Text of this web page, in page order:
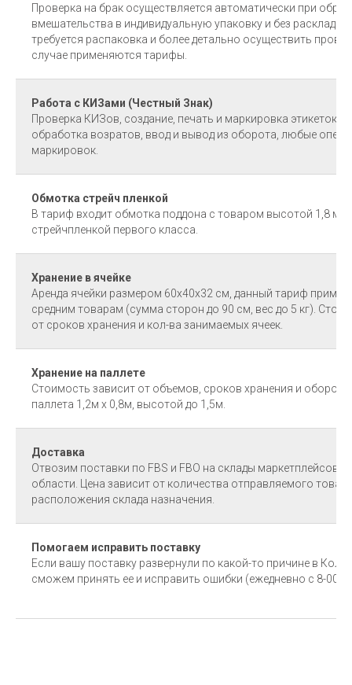
Проверка на брак осуществляется автоматически при
вмешательства в индивидуальную упаковку и без
требуется распаковка и более детально осуществить
случае применяются тарифы.
Работа с КИЗами (Честный Знак)
Проверка КИЗов, создание, печать и маркировка этикеток
обработка возратов, ввод и вывод из оборота, любые
маркировок.
Обмотка стрейч пленкой
В тариф входит обмотка поддона с товаром высотой 1,8 м
стрейчпленкой первого класса.
Хранение в ячейке
Аренда ячейки размером 60х40х32 см, данный тариф
средним товарам (сумма сторон до 90 см, вес до 5 кг).
от сроков хранения и кол-ва занимаемых ячеек.
Хранение на паллете
Стоимость зависит от объемов, сроков хранения и оборота
паллета 1,2м х 0,8м, высотой до 1,5м.
Доставка
Отвозим поставки по FBS и FBO на склады маркетплейсов
области. Цена зависит от количества отправляемого
расположения склада назначения.
Помогаем исправить поставку
Если вашу поставку развернули по какой-то причине в
сможем принять ее и исправить ошибки (ежедневно с 8-00